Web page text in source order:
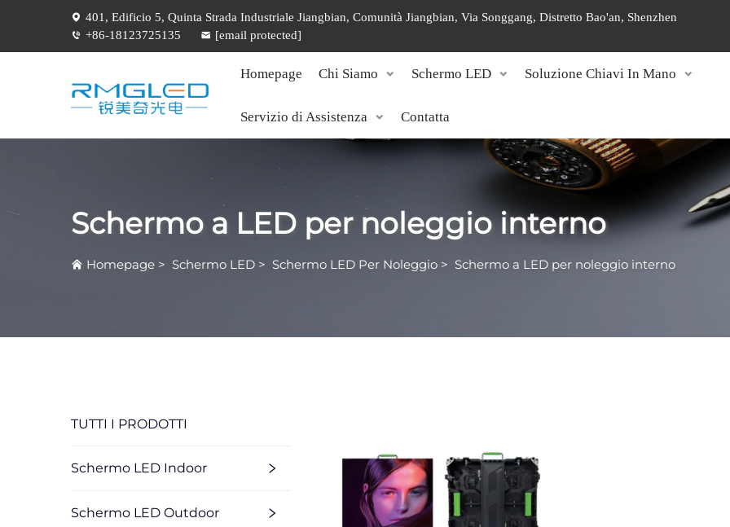
401, Edificio 5, Quinta Strada Industriale Jiangbian, Comunità Jiangbian, Via Songgang, Distretto Bao'an, Shenzhen
+86-18123725135
[email protected]
Homepage Chi Siamo Schermo LED Soluzione Chiavi In Mano
Servizio di Assistenza Contatta
Schermo a LED per noleggio interno
Homepage > Schermo LED > Schermo LED Per Noleggio > Schermo a LED per noleggio interno
TUTTI I PRODOTTI
Schermo LED Indoor
Schermo LED Outdoor